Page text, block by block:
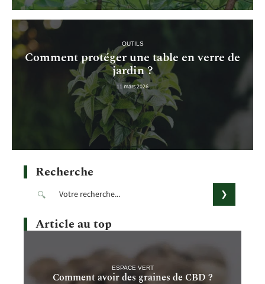
OUTILS
Comment protéger une table en verre de
jardin ?
11 mars 2026
Recherche
Article au top
ESPACE VERT
Comment avoir des graines de CBD ?